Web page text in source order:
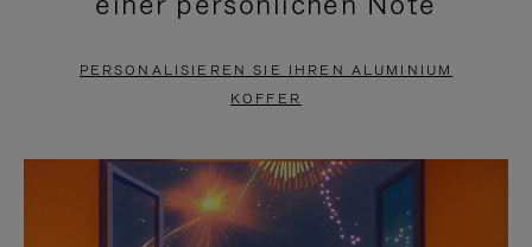
BITTE
DRÜCKEN
ANZUHALTEN
SIE
ZUM
AUFHEBEN
STUMMSCHALTUNG
PERSONALISIEREN SIE IHREN ALUMINIUM
KOFFER